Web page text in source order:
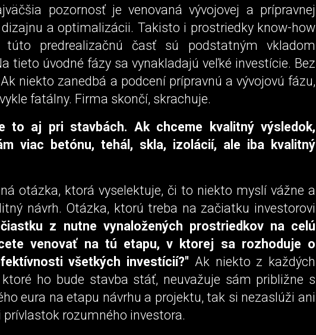
pozornosť je venovaná vývojovej a prípravnej
a optimalizácii. Takisto i prostriedky know-how
túto predrealizačnú časť sú podstatným vkladom
tieto úvodné fázy sa vynakladajú veľké investície. Bez
niekto zanedbá a podcení prípravnú a vývojovú fázu,
fatálny. Firma skončí, skrachuje.
to aj pri stavbách. Ak chceme kvalitný výsledok,
viac betónu, tehál, skla, izolácií, ale iba kvalitný
otázka, ktorá vyselektuje, či to niekto myslí vážne a
návrh. Otázka, ktorú treba na začiatku investorovi
z nutne vynaložených prostriedkov na celú
venovať na tú etapu, v ktorej sa rozhoduje o
všetkých investícií?" Ak niekto z každých
ho bude stavba stáť, neuvažuje sám približne s
eura na etapu návrhu a projektu, tak si nezaslúži ani
rozumného investora.